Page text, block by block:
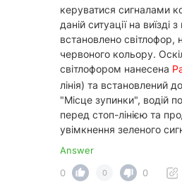
керуватися сигналами
даній ситуації на виїзді
встановлено світлофор,
червоного кольору.
світлофором нанесена
лінія) та встановлений
"Місце зупинки", водій
перед стоп-лінією та
увімкнення зеленого
Answer
0
0 0